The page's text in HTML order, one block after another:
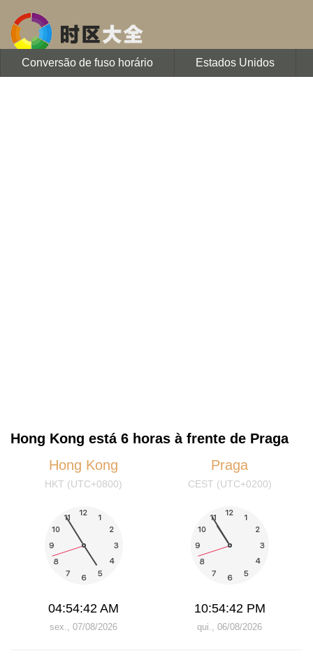
Conversão de fuso horário Estados Unidos
Hong Kong está 6 horas à frente de Praga
Hong Kong
HKT (UTC+0800)
04:54:42 AM
sex., 07/08/2026
Praga
CEST (UTC+0200)
10:54:42 PM
qui., 06/08/2026